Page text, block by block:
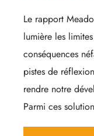
Le rapport
lumière les
conséquences
pistes de
rendre notre
Parmi ces